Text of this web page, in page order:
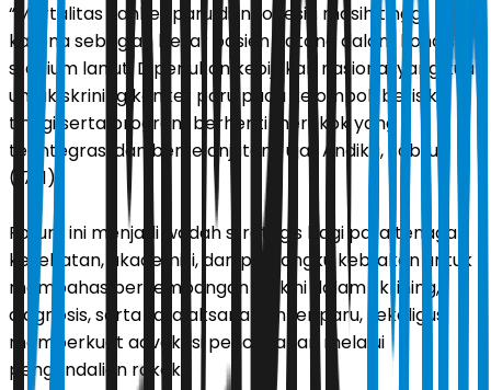
“Mortalitas kanker paru di Indonesia masih tinggi
karena sebagian besar pasien datang dalam kondisi
stadium lanjut. Diperlukan kebijakan nasional yang kuat
untuk skrining kanker paru pada kelompok berisiko
tinggi serta program berhenti merokok yang
terintegrasi dan berkelanjutan,” ujar Andika, Sabtu
(17/1).
Forum ini menjadi wadah strategis bagi para tenaga
kesehatan, akademisi, dan pemangku kebijakan untuk
membahas perkembangan terkini dalam skrining,
diagnosis, serta tatalaksana kanker paru, sekaligus
memperkuat advokasi pencegahan melalui
pengendalian rokok.